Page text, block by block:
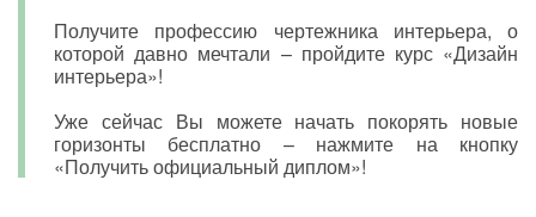
Получите профессию чертежника интерьера, о
которой давно мечтали – пройдите курс «Дизайн
интерьера»!
Уже сейчас Вы можете начать покорять новые
горизонты бесплатно – нажмите на кнопку
«Получить официальный диплом»!